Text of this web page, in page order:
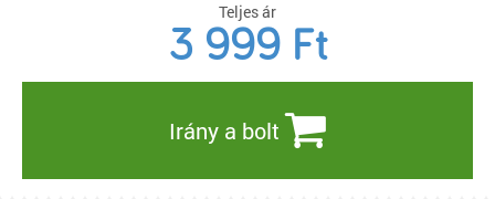
Teljes ár
3 999 Ft
Irány a bolt